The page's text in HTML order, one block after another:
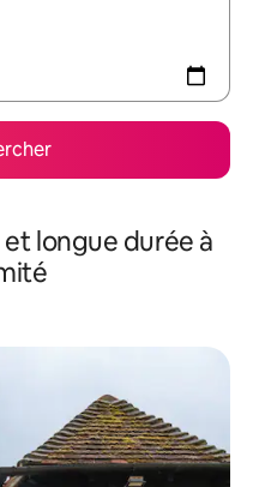
longue durée à
appréciés